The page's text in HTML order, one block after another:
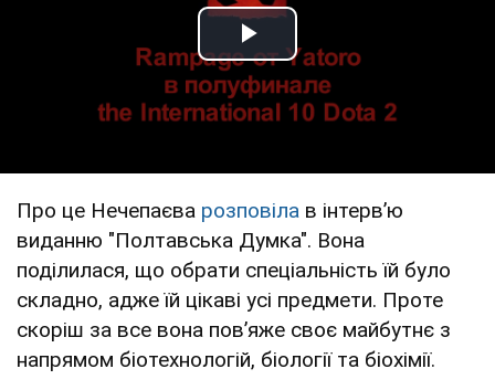
Play Video
Про це Нечепаєва розповіла в інтервʼю
виданню "Полтавська Думка". Вона
поділилася, що обрати спеціальність їй було
складно, адже їй цікаві усі предмети. Проте
скоріш за все вона повʼяже своє майбутнє з
напрямом біотехнологій, біології та біохімії.